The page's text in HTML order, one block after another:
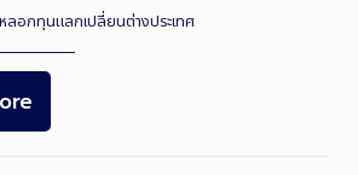
อกทุนแลกเปลี่ยนต่างประเทศ